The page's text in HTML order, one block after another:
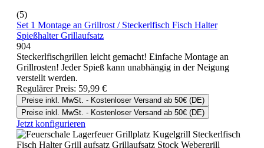
(5)
Set 1 Montage an Grillrost / Steckerlfisch Fisch Halter
Spießhalter Grillaufsatz
904
Steckerlfischgrillen leicht gemacht! Einfache Montage an
Grillrosten! Jeder Spieß kann unabhängig in der Neigung
verstellt werden.
Regulärer Preis: 59,99 €
Preise inkl. MwSt. - Kostenloser Versand ab 50€ (DE)
Preise inkl. MwSt. - Kostenloser Versand ab 50€ (DE)
Jetzt konfigurieren